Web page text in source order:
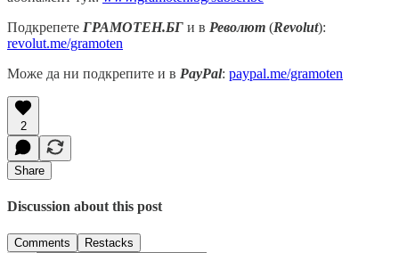
Подкрепете ГРАМОТЕН.БГ и в Револют (Revolut):
revolut.me/gramoten
Може да ни подкрепите и в PayPal: paypal.me/gramoten
2
Share
Discussion about this post
Comments Restacks